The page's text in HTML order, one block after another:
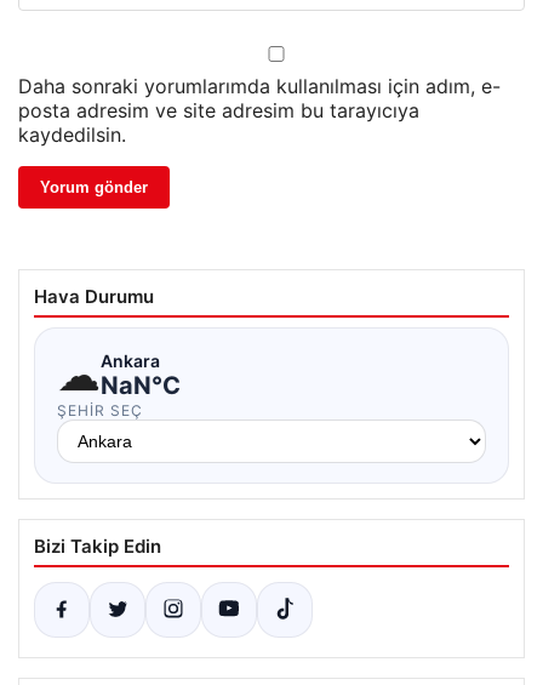
Daha sonraki yorumlarımda kullanılması için adım, e-
posta adresim ve site adresim bu tarayıcıya
kaydedilsin.
Hava Durumu
☁Ankara
NaN°C
ŞEHIR SEÇ
Bizi Takip Edin